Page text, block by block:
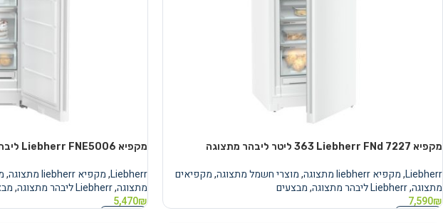
מקפיא Liebherr FNd 7227 ‏363 ‏ליטר ליבהר מתצוגה
Liebherr
,מקפיא liebherr מתצוגה ,מוצרי חשמל מתצוגה,מקפיאים
מתצוגה,Liebherr ליבהר מתצוגה ,מבצעים
7,590₪
הוספה לסל
מקפיא Liebherr FNE5006 ליבהר מתצוגה
Liebherr
,מקפיא liebherr מתצוגה ,
מתצוגה,Liebherr ליבהר מתצוגה ,
5,470₪
הוספה לסל